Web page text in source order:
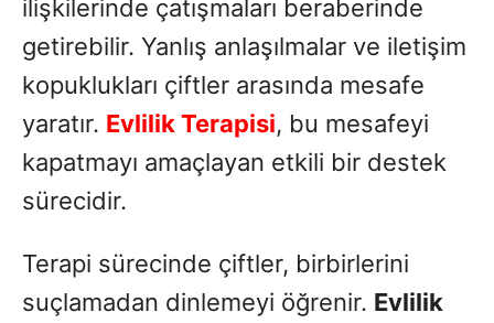
ilişkilerinde çatışmaları beraberinde
getirebilir. Yanlış anlaşılmalar ve iletişim
kopuklukları çiftler arasında mesafe
yaratır. Evlilik Terapisi, bu mesafeyi
kapatmayı amaçlayan etkili bir destek
sürecidir.
Terapi sürecinde çiftler, birbirlerini
suçlamadan dinlemeyi öğrenir. Evlilik